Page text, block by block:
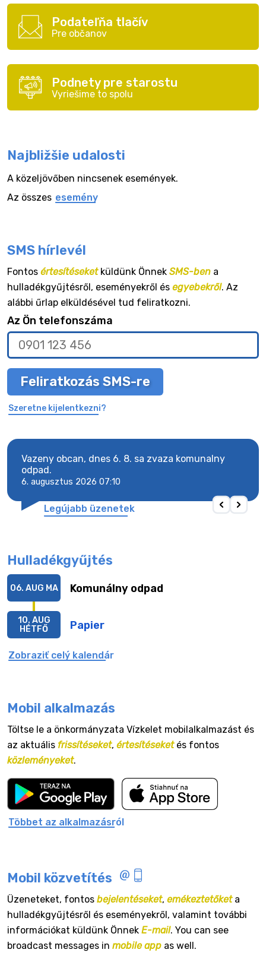
Podateľňa tlačív
Pre občanov
Podnety pre starostu
Vyriešime to spolu
Najbližšie udalosti
A közeljövőben nincsenek események.
Az összes esemény
SMS hírlevél
Fontos értesítéseketküldünk Önnek SMS-ben a
hulladékgyűjtésről, eseményekről és egyebekről. Az
alábbi űrlap elküldésével tud feliratkozni.
Az Ön telefonszáma
Feliratkozás SMS-re
Szeretne kijelentkezni?
Vazeny obcan, dnes 6. 8. sa zvaza komunalny
odpad.
6. augusztus 2026 07:10
Legújabb üzenetek
Hulladékgyűjtés
Komunálny odpad
06. AUG MA
Papier
10. AUG
HÉTFŐ
Zobraziť celý kalendár
Mobil alkalmazás
Töltse le a önkormányzata Vízkelet mobilalkalmazást és
az aktuális frissítéseket, értesítéseketés fontos
közleményeket.
Többet az alkalmazásról
Mobil közvetítés
Üzeneteket, fontos bejelentéseket, emékeztetőketa
hulladékgyűjtésről és eseményekről, valamint további
információkat küldünk Önnek E-mail. You can see
broadcast messages in mobile app as well.